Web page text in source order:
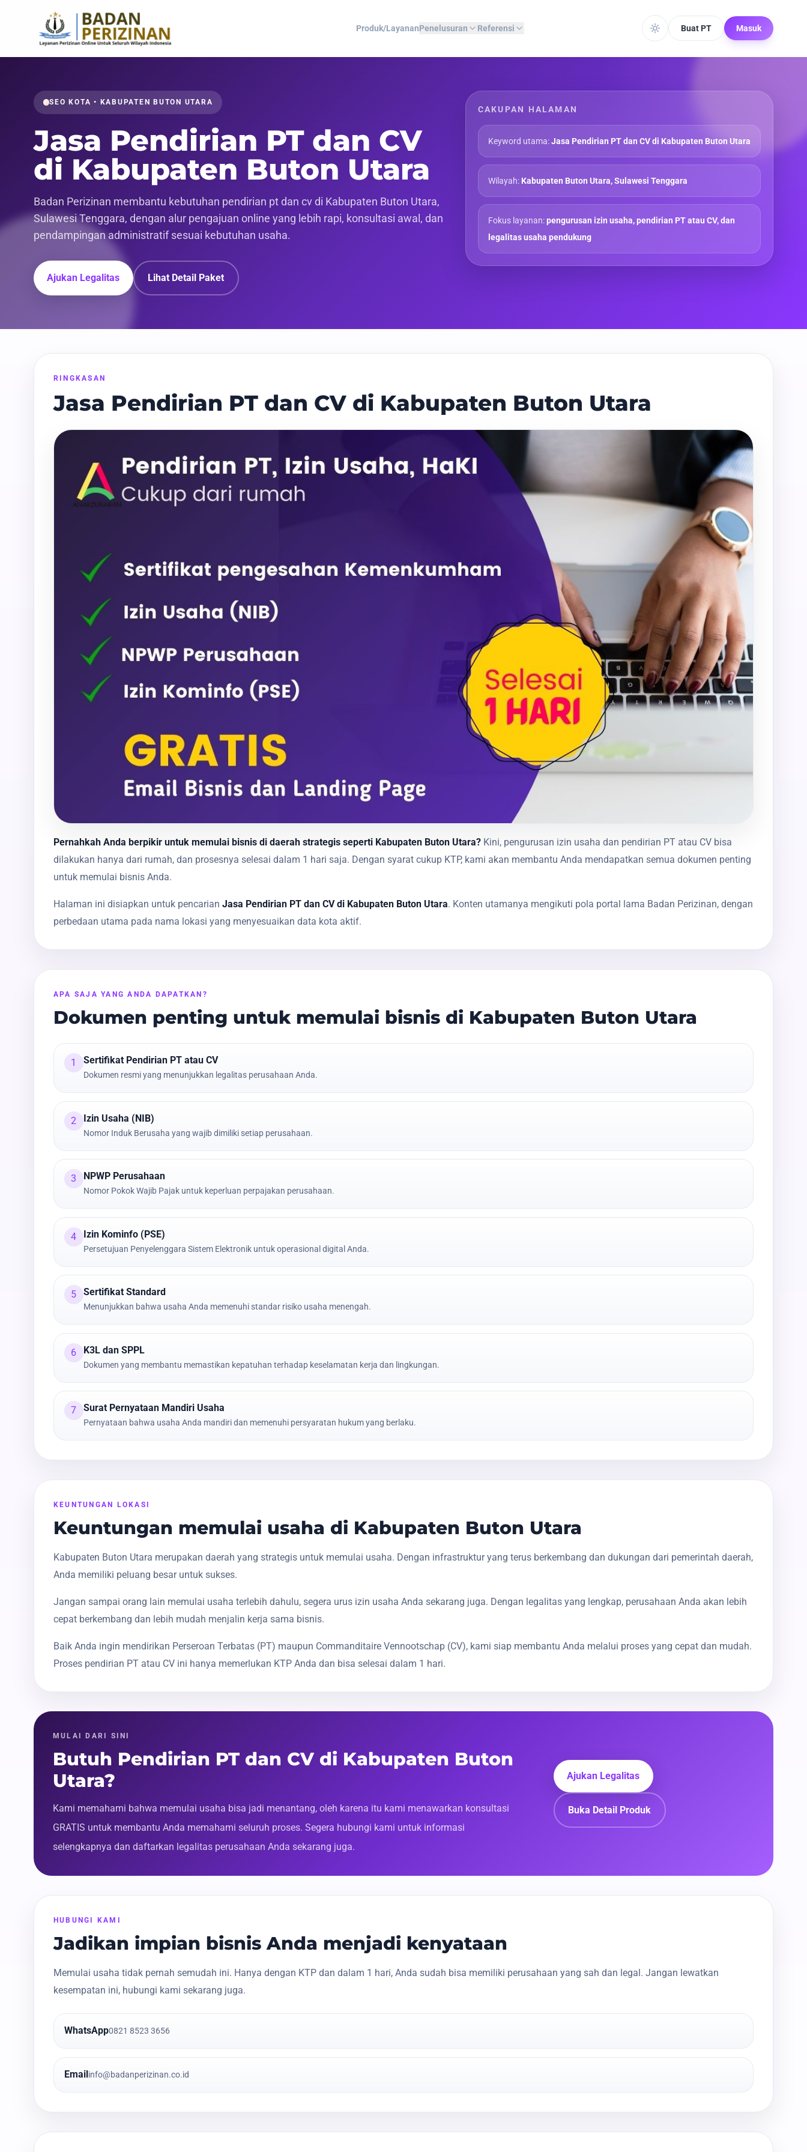
Produk/LayananPenelusuran Referensi Buat PT Masuk
SEO KOTA • KABUPATEN BUTON UTARA
Jasa Pendirian PT dan CV
di Kabupaten Buton Utara
Badan Perizinan membantu kebutuhan pendirian pt dan cv di Kabupaten Buton Utara,
Sulawesi Tenggara, dengan alur pengajuan online yang lebih rapi, konsultasi awal, dan
pendampingan administratif sesuai kebutuhan usaha.
Ajukan Legalitas Lihat Detail Paket
CAKUPAN HALAMAN
Keyword utama:Jasa Pendirian PT dan CV di Kabupaten Buton Utara
Wilayah: Kabupaten Buton Utara, Sulawesi Tenggara
Fokus layanan:pengurusan izin usaha, pendirian PT atau CV, dan
legalitas usaha pendukung
RINGKASAN
Jasa Pendirian PT dan CV di Kabupaten Buton Utara
Pernahkah Anda berpikir untuk memulai bisnis di daerah strategis seperti Kabupaten Buton Utara? Kini, pengurusan izin usaha dan pendirian PT atau CV bisa
dilakukan hanya dari rumah, dan prosesnya selesai dalam 1 hari saja. Dengan syarat cukup KTP, kami akan membantu Anda mendapatkan semua dokumen penting
untuk memulai bisnis Anda.
Halaman ini disiapkan untuk pencarian Jasa Pendirian PT dan CV di Kabupaten Buton Utara. Konten utamanya mengikuti pola portal lama Badan Perizinan, dengan
perbedaan utama pada nama lokasi yang menyesuaikan data kota aktif.
APA SAJA YANG ANDA DAPATKAN?
Dokumen penting untuk memulai bisnis di Kabupaten Buton Utara
1 Sertifikat Pendirian PT atau CV
Dokumen resmi yang menunjukkan legalitas perusahaan Anda.
2 Izin Usaha (NIB)
Nomor Induk Berusaha yang wajib dimiliki setiap perusahaan.
3 NPWP Perusahaan
Nomor Pokok Wajib Pajak untuk keperluan perpajakan perusahaan.
4 Izin Kominfo (PSE)
Persetujuan Penyelenggara Sistem Elektronik untuk operasional digital Anda.
5 Sertifikat Standard
Menunjukkan bahwa usaha Anda memenuhi standar risiko usaha menengah.
6 K3L dan SPPL
Dokumen yang membantu memastikan kepatuhan terhadap keselamatan kerja dan lingkungan.
7 Surat Pernyataan Mandiri Usaha
Pernyataan bahwa usaha Anda mandiri dan memenuhi persyaratan hukum yang berlaku.
KEUNTUNGAN LOKASI
Keuntungan memulai usaha di Kabupaten Buton Utara
Kabupaten Buton Utara merupakan daerah yang strategis untuk memulai usaha. Dengan infrastruktur yang terus berkembang dan dukungan dari pemerintah daerah,
Anda memiliki peluang besar untuk sukses.
Jangan sampai orang lain memulai usaha terlebih dahulu, segera urus izin usaha Anda sekarang juga. Dengan legalitas yang lengkap, perusahaan Anda akan lebih
cepat berkembang dan lebih mudah menjalin kerja sama bisnis.
Baik Anda ingin mendirikan Perseroan Terbatas (PT) maupun Commanditaire Vennootschap (CV), kami siap membantu Anda melalui proses yang cepat dan mudah.
Proses pendirian PT atau CV ini hanya memerlukan KTP Anda dan bisa selesai dalam 1 hari.
MULAI DARI SINI
Butuh Pendirian PT dan CV di Kabupaten Buton
Utara?
Kami memahami bahwa memulai usaha bisa jadi menantang, oleh karena itu kami menawarkan konsultasi
GRATIS untuk membantu Anda memahami seluruh proses. Segera hubungi kami untuk informasi
selengkapnya dan daftarkan legalitas perusahaan Anda sekarang juga.
Ajukan Legalitas
Buka Detail Produk
HUBUNGI KAMI
Jadikan impian bisnis Anda menjadi kenyataan
Memulai usaha tidak pernah semudah ini. Hanya dengan KTP dan dalam 1 hari, Anda sudah bisa memiliki perusahaan yang sah dan legal. Jangan lewatkan
kesempatan ini, hubungi kami sekarang juga.
WhatsApp0821 8523 3656
Emailinfo@badanperizinan.co.id